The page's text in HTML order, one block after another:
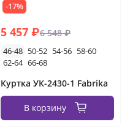
-17%
5 457 ₽6 548 ₽
46-48 50-52 54-56 58-60
62-64 66-68
Куртка УК-2430-1 Fabrika
В корзину